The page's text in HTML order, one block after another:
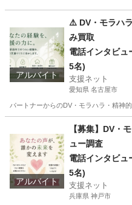
アルバイト
⚠️ DV・モラハ
み買取
電話インタビ
5名)
支援ネット
愛知県 名古屋市
パートナーからのDV・モラハラ・精神
その他 ア
アルバイト
【募集】DV・
ュー調査
電話インタビ
5名)
支援ネット
兵庫県 神戸市